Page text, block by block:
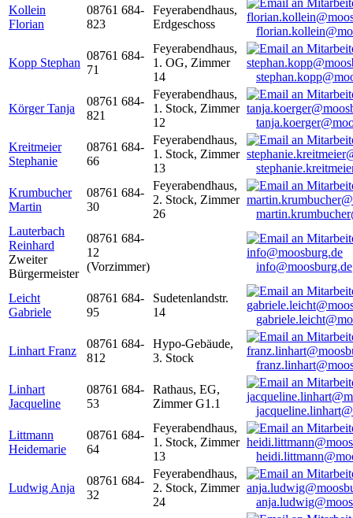
Kollein
Florian
08761 684-
823
Feyerabendhaus,
Erdgeschoss
Kopp Stephan
08761 684-
71
Feyerabendhaus,
1. OG, Zimmer
14
Körger Tanja
08761 684-
821
Feyerabendhaus,
1. Stock, Zimmer
12
Kreitmeier
Stephanie
08761 684-
66
Feyerabendhaus,
1. Stock, Zimmer
13
Krumbucher
Martin
08761 684-
30
Feyerabendhaus,
2. Stock, Zimmer
26
Lauterbach
Reinhard
Zweiter
Bürgermeister
08761 684-
12
(Vorzimmer)
info@moosburg.de
Leicht
Gabriele
08761 684-
95
Sudetenlandstr.
14
Linhart Franz
08761 684-
812
Hypo-Gebäude,
3. Stock
Linhart
Jacqueline
08761 684-
53
Rathaus, EG,
Zimmer G1.1
Littmann
Heidemarie
08761 684-
64
Feyerabendhaus,
1. Stock, Zimmer
13
Ludwig Anja
08761 684-
32
Feyerabendhaus,
2. Stock, Zimmer
24